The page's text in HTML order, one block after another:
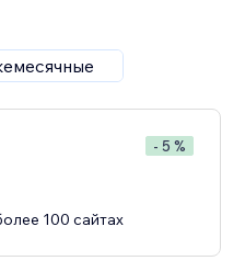
- 5 %
100 сайтах